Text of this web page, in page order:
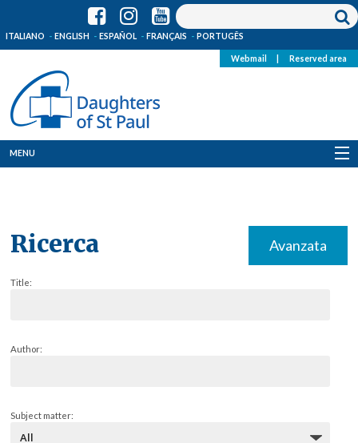
ITALIANO ENGLISH ESPAÑOL FRANÇAIS PORTUGÊS
Webmail Reserved area
MENU
Ricerca Avanzata
Title:
Author:
Subject matter: